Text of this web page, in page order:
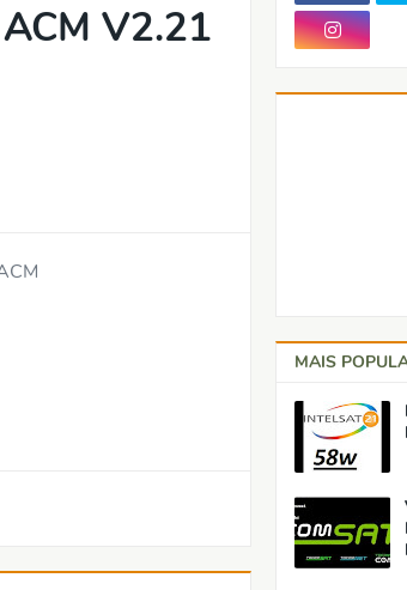
V2.21
MAIS